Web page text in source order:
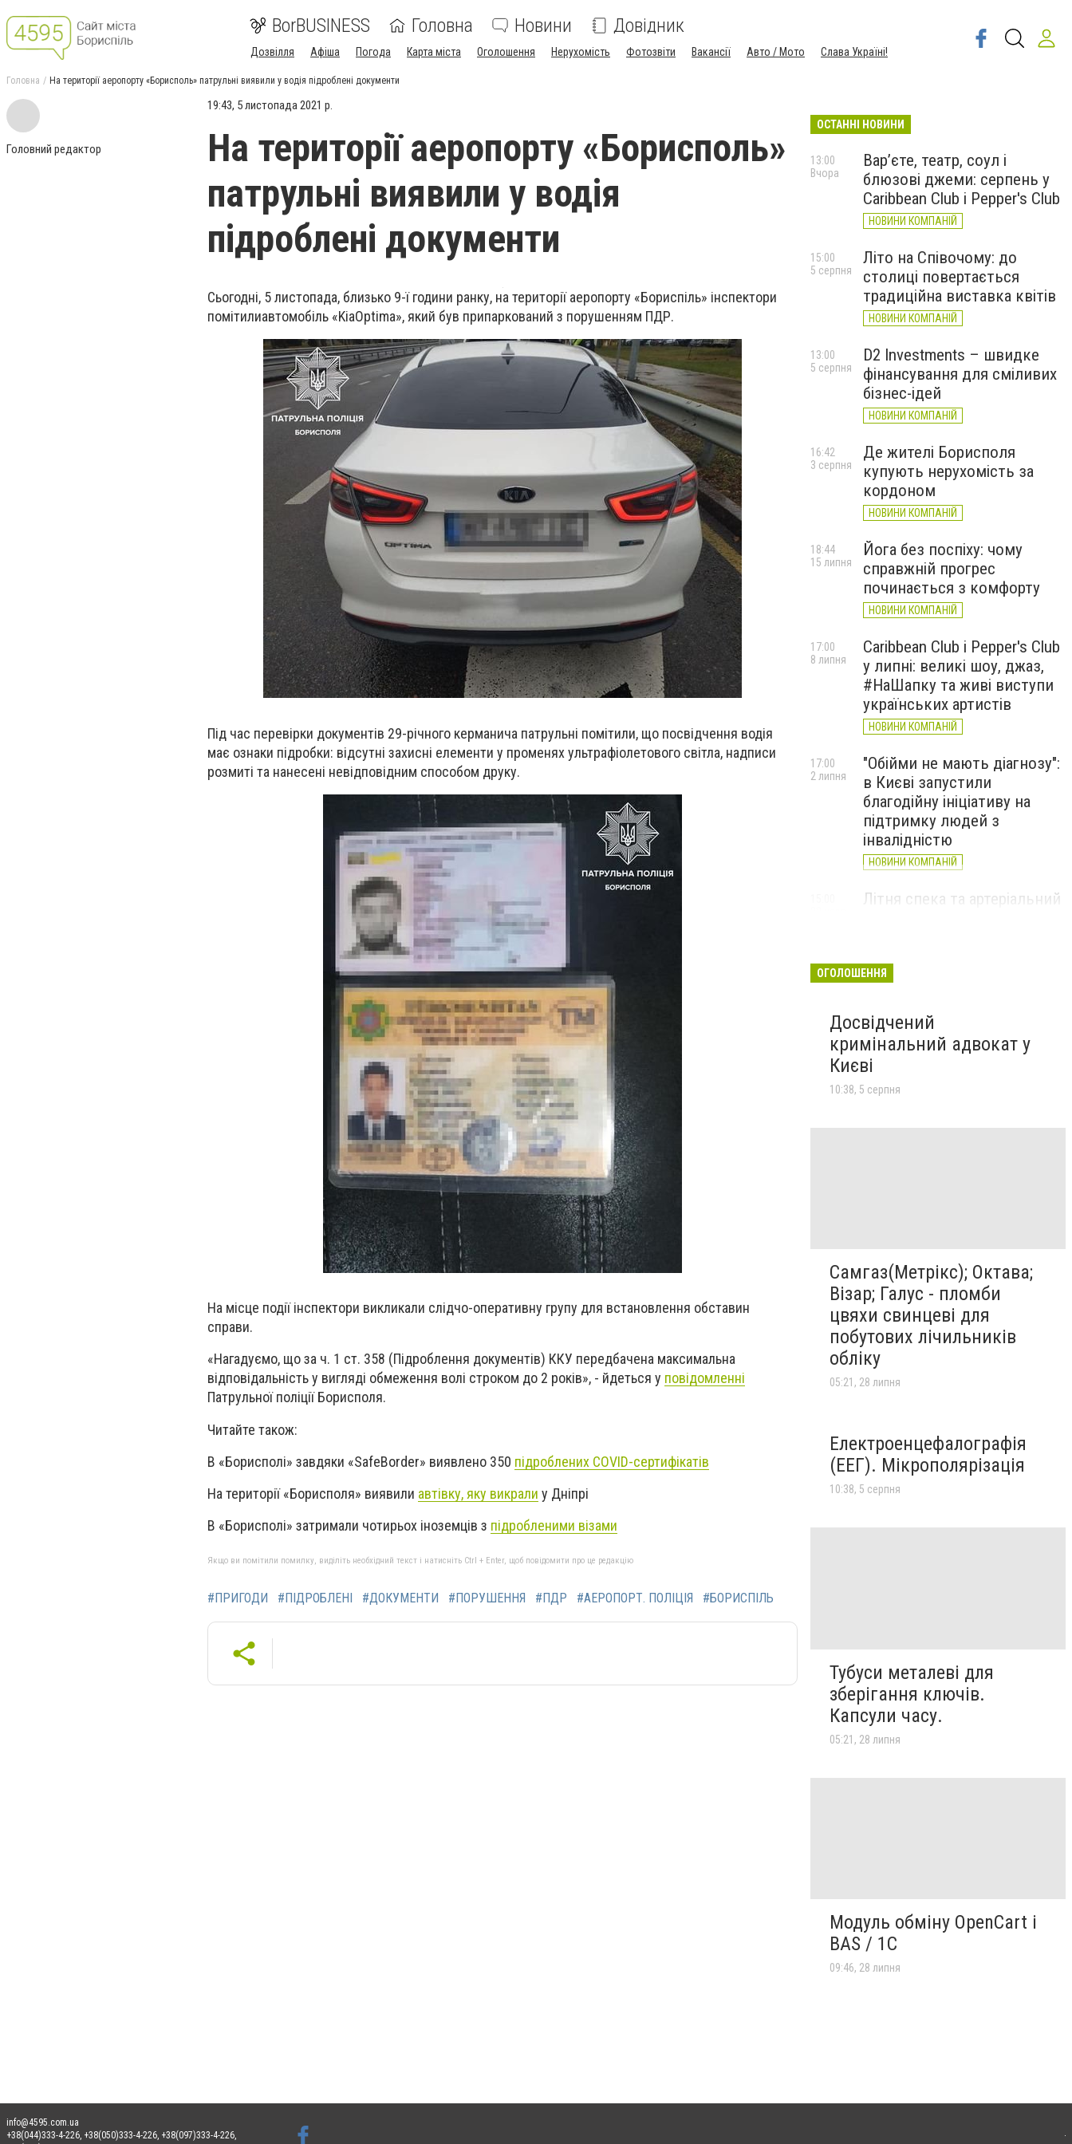
BorBUSINESS Головна Новини Довідник
Дозвілля Афіша Погода Карта міста Оголошення Нерухомість Фотозвіти Вакансії Авто / Мото Слава Україні!
Головна На території аеропорту «Борисполь» патрульні виявили у водія підроблені документи
Головний редактор
19:43, 5 листопада 2021 р.
На території аеропорту «Борисполь»
патрульні виявили у водія
підроблені документи
Сьогодні, 5 листопада, близько 9-ї години ранку, на території аеропорту «Бориспіль» інспектори
помітилиавтомобіль «KiaOptima», який був припаркований з порушенням ПДР.
Під час перевірки документів 29-річного керманича патрульні помітили, що посвідчення водія
має ознаки підробки: відсутні захисні елементи у променях ультрафіолетового світла, надписи
розмиті та нанесені невідповідним способом друку.
На місце події інспектори викликали слідчо-оперативну групу для встановлення обставин
справи.
«Нагадуємо, що за ч. 1 ст. 358 (Підроблення документів) ККУ передбачена максимальна
відповідальність у вигляді обмеження волі строком до 2 років», - йдеться у повідомленні
Патрульної поліції Борисполя.
Читайте також:
В «Борисполі» завдяки «SafeBorder» виявлено 350 підроблених COVID-сертифікатів
На території «Борисполя» виявили автівку, яку викрали у Дніпрі
В «Борисполі» затримали чотирьох іноземців з підробленими візами
Якщо ви помітили помилку, виділіть необхідний текст і натисніть Ctrl + Enter, щоб повідомити про це редакцію
#ПРИГОДИ #ПІДРОБЛЕНІ #ДОКУМЕНТИ #ПОРУШЕННЯ #ПДР #АЕРОПОРТ. ПОЛІЦІЯ #БОРИСПІЛЬ
ОСТАННІ НОВИНИ
Вар’єте, театр, соул і
блюзові джеми: серпень у
Caribbean Club і Pepper's Club
НОВИНИ КОМПАНІЙ
13:00
Вчора
Літо на Співочому: до
столиці повертається
традиційна виставка квітів
НОВИНИ КОМПАНІЙ
15:00
5 серпня
D2 Investments – швидке
фінансування для сміливих
бізнес-ідей
НОВИНИ КОМПАНІЙ
13:00
5 серпня
Де жителі Борисполя
купують нерухомість за
кордоном
НОВИНИ КОМПАНІЙ
16:42
3 серпня
Йога без поспіху: чому
справжній прогрес
починається з комфорту
НОВИНИ КОМПАНІЙ
18:44
15 липня
Caribbean Club і Pepper's Club
у липні: великі шоу, джаз,
#НаШапку та живі виступи
українських артистів
НОВИНИ КОМПАНІЙ
17:00
8 липня
"Обійми не мають діагнозу":
в Києві запустили
благодійну ініціативу на
підтримку людей з
інвалідністю
НОВИНИ КОМПАНІЙ
17:00
2 липня
Літня спека та артеріальний
ОГОЛОШЕННЯ
Досвідчений
кримінальний адвокат у
Києві
10:38, 5 серпня
Самгаз(Метрікс); Октава;
Візар; Галус - пломби
цвяхи свинцеві для
побутових лічильників
обліку
05:21, 28 липня
Електроенцефалографія
(ЕЕГ). Мікрополярізація
10:38, 5 серпня
Тубуси металеві для
зберігання ключів.
Капсули часу.
05:21, 28 липня
Модуль обміну OpenCart і
BAS / 1С
09:46, 28 липня
info@4595.com.ua
+38(044)333-4-226, +38(050)333-4-226, +38(097)333-4-226,